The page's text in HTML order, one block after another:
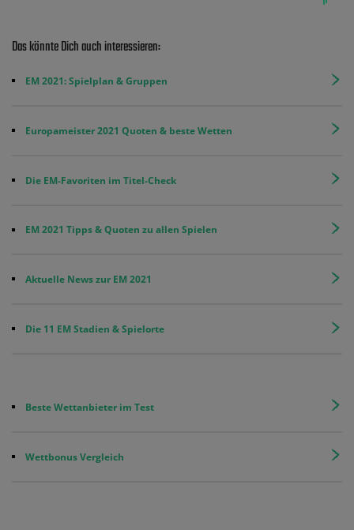
Das könnte Dich auch interessieren:
EM 2021: Spielplan & Gruppen
Europameister 2021 Quoten & beste Wetten
Die EM-Favoriten im Titel-Check
EM 2021 Tipps & Quoten zu allen Spielen
Aktuelle News zur EM 2021
Die 11 EM Stadien & Spielorte
Beste Wettanbieter im Test
Wettbonus Vergleich